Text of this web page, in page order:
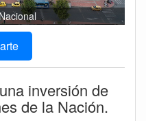
inversión de
de la Nación.